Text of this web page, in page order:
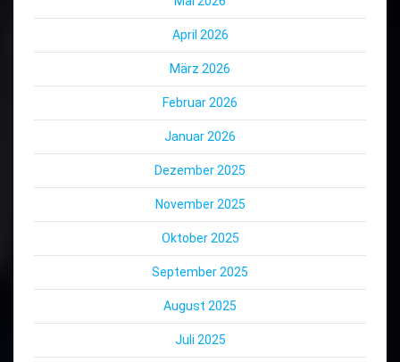
April 2026
März 2026
Februar 2026
Januar 2026
Dezember 2025
November 2025
Oktober 2025
September 2025
August 2025
Juli 2025